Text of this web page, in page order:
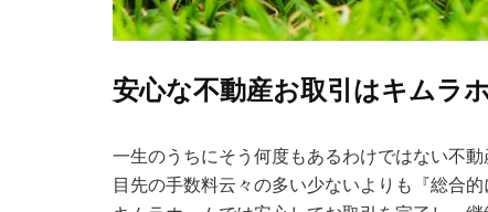
安心な不動産お取引はキムラ
一生のうちにそう何度もあるわけではない不動
目先の手数料云々の多い少ないよりも『総合